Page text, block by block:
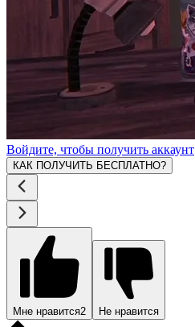
Войдите, чтобы получить аккаунт
КАК ПОЛУЧИТЬ БЕСПЛАТНО?
Мне нравится2 Не нравится